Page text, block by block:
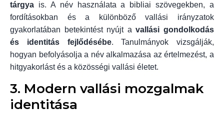
tárgya is. A név használata a bibliai szövegekben, a
fordításokban és a különböző vallási irányzatok
gyakorlatában betekintést nyújt avallási gondolkodás
és identitás fejlődésébe. Tanulmányok vizsgálják,
hogyan befolyásolja a név alkalmazása az értelmezést, a
hitgyakorlást és a közösségi vallási életet.
3. Modern vallási mozgalmak
identitása